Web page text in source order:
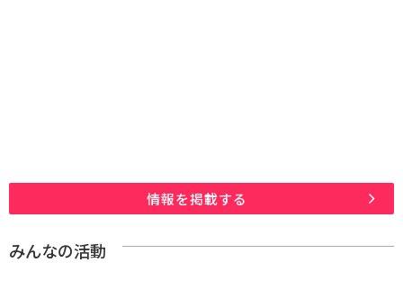
情報を掲載する
みんなの活動